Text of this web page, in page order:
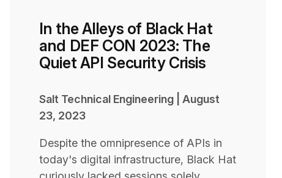
In the Alleys of Black Hat
and DEF CON 2023: The
Quiet API Security Crisis
Salt Technical Engineering
August
23, 2023
Despite the omnipresence of APIs in
today's digital infrastructure, Black Hat